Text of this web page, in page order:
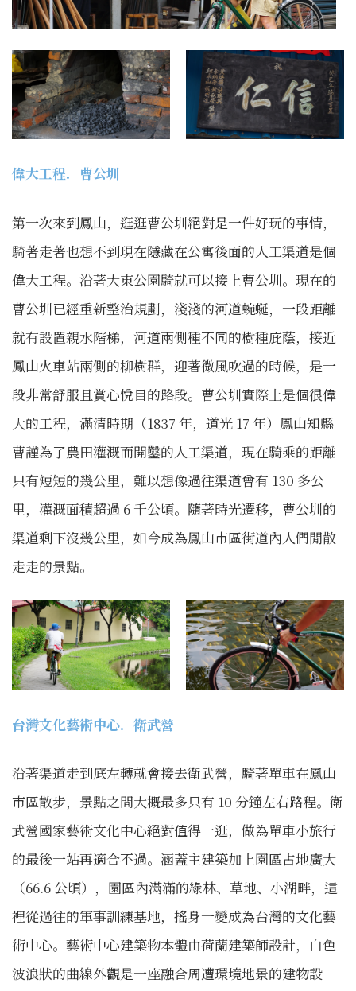
偉大工程．曹公圳
第一次來到鳳山，逛逛曹公圳絕對是一件好玩的事情，
騎著走著也想不到現在隱藏在公寓後面的人工渠道是個
偉大工程。沿著大東公園騎就可以接上曹公圳。現在的
曹公圳已經重新整治規劃，淺淺的河道蜿蜒，一段距離
就有設置親水階梯，河道兩側種不同的樹種庇蔭，接近
鳳山火車站兩側的柳樹群，迎著微風吹過的時候，是一
段非常舒服且賞心悅目的路段。曹公圳實際上是個很偉
大的工程，滿清時期（1837 年，道光 17 年）鳳山知縣
曹謹為了農田灌溉而開鑿的人工渠道，現在騎乘的距離
只有短短的幾公里，難以想像過往渠道曾有 130 多公
里，灌溉面積超過 6 千公頃。隨著時光遷移，曹公圳的
渠道剩下沒幾公里，如今成為鳳山市區街道內人們閒散
走走的景點。
台灣文化藝術中心．衛武營
沿著渠道走到底左轉就會接去衛武營，騎著單車在鳳山
市區散步，景點之間大概最多只有 10 分鐘左右路程。衛
武營國家藝術文化中心絕對值得一逛，做為單車小旅行
的最後一站再適合不過。涵蓋主建築加上園區占地廣大
（66.6 公頃），園區內滿滿的綠林、草地、小湖畔，這
裡從過往的軍事訓練基地，搖身一變成為台灣的文化藝
術中心。藝術中心建築物本體由荷蘭建築師設計，白色
波浪狀的曲線外觀是一座融合周遭環境地景的建物設